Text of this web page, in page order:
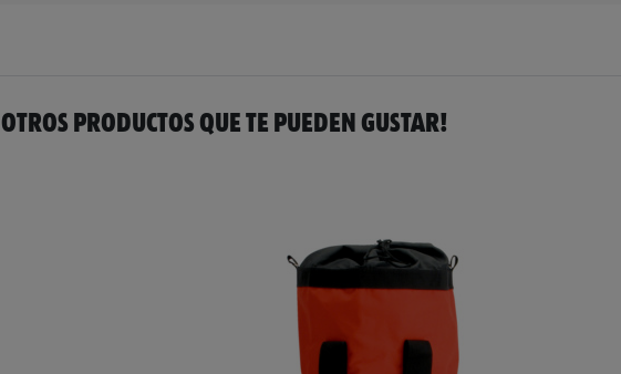
PRODUCTOS QUE TE PUEDEN GUSTAR!